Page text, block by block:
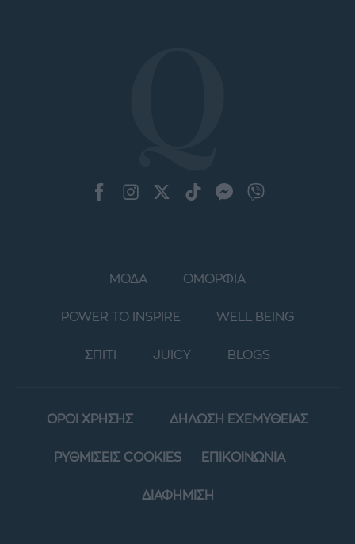
ΜΟΔΑ ΟΜΟΡΦΙΑ
POWER TO INSPIRE WELL BEING
ΣΠΙΤΙ JUICY BLOGS
ΟΡΟΙ ΧΡΗΣΗΣ ΔΗΛΩΣΗ ΕΧΕΜΥΘΕΙΑΣ
ΡΥΘΜΙΣΕΙΣ COOKIES ΕΠΙΚΟΙΝΩΝΙΑ
ΔΙΑΦΗΜΙΣΗ